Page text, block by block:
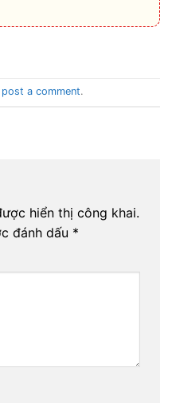
post a comment.
hiển thị công khai.
đánh dấu *